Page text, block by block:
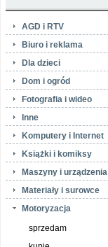
AGD i RTV
Biuro i reklama
Dla dzieci
Dom i ogród
Fotografia i wideo
Inne
Komputery i Internet
Książki i komiksy
Maszyny i urządzenia
Materiały i surowce
Motoryzacja
sprzedam